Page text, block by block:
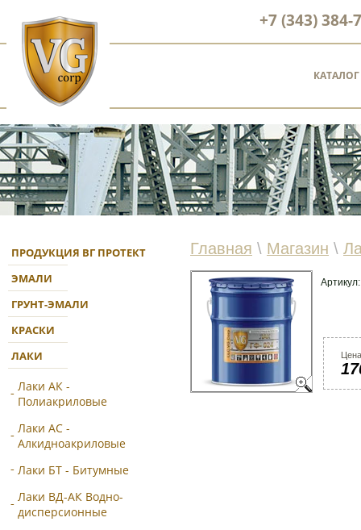
+7 (343) 384-
КАТАЛОГ
Главная \ Магазин \
ПРОДУКЦИЯ ВГ ПРОТЕКТ
ЭМАЛИ
ГРУНТ-ЭМАЛИ
КРАСКИ
ЛАКИ
Лаки АК -
Полиакриловые
Лаки АС -
Алкидноакриловые
Лаки БТ - Битумные
Лаки ВД-АК Водно-
дисперсионные